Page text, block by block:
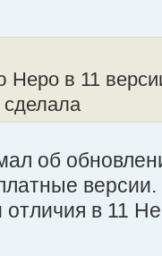
Неро в 11
сделала
об
версии.
в 11